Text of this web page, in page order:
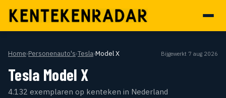
Home›Personenauto's›Tesla›Model X Bijgewerkt 7 aug 2026
Tesla Model X
4.132 exemplaren op kenteken in Nederland